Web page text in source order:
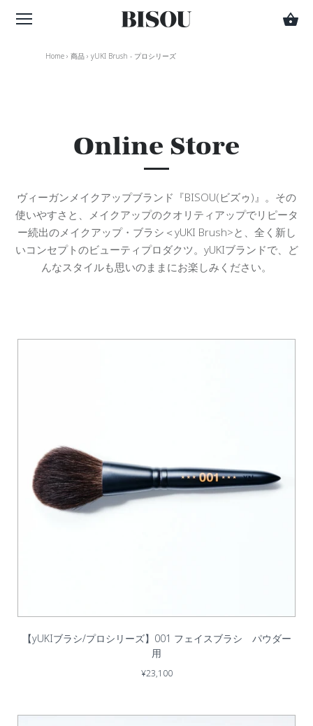
Home › 商品 › yUKI Brush - プロシリーズ
Online Store
ヴィーガンメイクアップブランド『BISOU(ビズゥ)』。その
使いやすさと、メイクアップのクオリティアップでリピータ
ー続出のメイクアップ・ブラシ＜yUKI Brush>と、全く新し
いコンセプトのビューティプロダクツ。yUKIブランドで、ど
んなスタイルも思いのままにお楽しみください。
【yUKIブラシ/プロシリーズ】001 フェイスブラシ パウダー
用
¥23,100